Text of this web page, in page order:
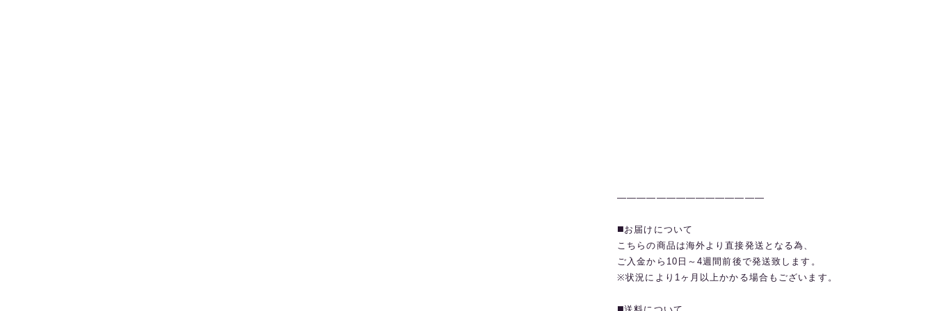
———————————————
◼️お届けについて
こちらの商品は海外より直接発送となる為、
ご入金から10日～4週間前後で発送致します。
※状況により1ヶ月以上かかる場合もございます。